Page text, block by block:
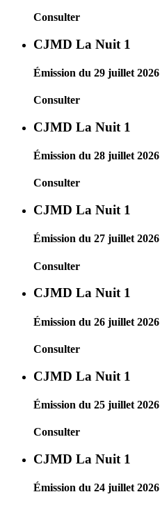
Consulter
CJMD La Nuit 1
Émission du 29 juillet 2026
Consulter
CJMD La Nuit 1
Émission du 28 juillet 2026
Consulter
CJMD La Nuit 1
Émission du 27 juillet 2026
Consulter
CJMD La Nuit 1
Émission du 26 juillet 2026
Consulter
CJMD La Nuit 1
Émission du 25 juillet 2026
Consulter
CJMD La Nuit 1
Émission du 24 juillet 2026